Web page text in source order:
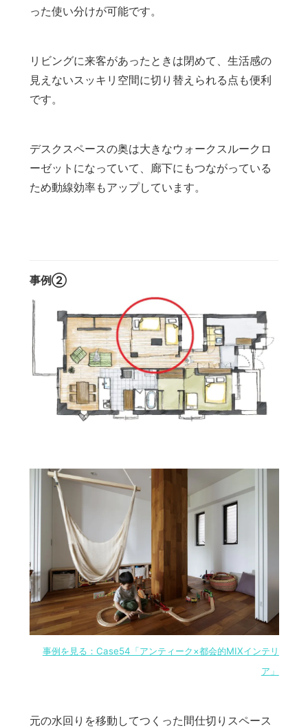
った使い分けが可能です。
リビングに来客があったときは閉めて、生活感の
見えないスッキリ空間に切り替えられる点も便利
です。
デスクスペースの奥は大きなウォークスルークロ
ーゼットになっていて、廊下にもつながっている
ため動線効率もアップしています。
事例②
事例を見る：Case54「アンティーク×都会的MIXインテリ
ア」
元の水回りを移動してつくった間仕切りスペース